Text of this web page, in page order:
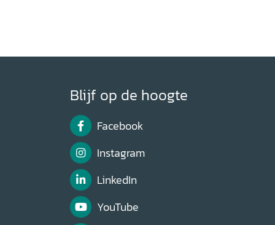
Blijf op de hoogte
Facebook
Instagram
LinkedIn
YouTube